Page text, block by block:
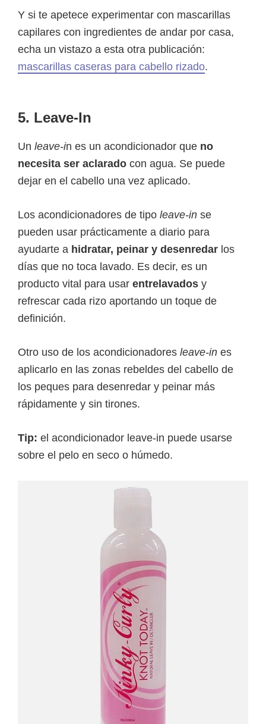
Y si te apetece experimentar con mascarillas
capilares con ingredientes de andar por casa,
echa un vistazo a esta otra publicación:
mascarillas caseras para cabello rizado.
5. Leave-In
Un leave-in es un acondicionador que no
necesita ser aclarado con agua. Se puede
dejar en el cabello una vez aplicado.
Los acondicionadores de tipo leave-in se
pueden usar prácticamente a diario para
ayudarte a hidratar, peinar y desenredar los
días que no toca lavado. Es decir, es un
producto vital para usar entrelavados y
refrescar cada rizo aportando un toque de
definición.
Otro uso de los acondicionadores leave-in es
aplicarlo en las zonas rebeldes del cabello de
los peques para desenredar y peinar más
rápidamente y sin tirones.
Tip: el acondicionador leave-in puede usarse
sobre el pelo en seco o húmedo.